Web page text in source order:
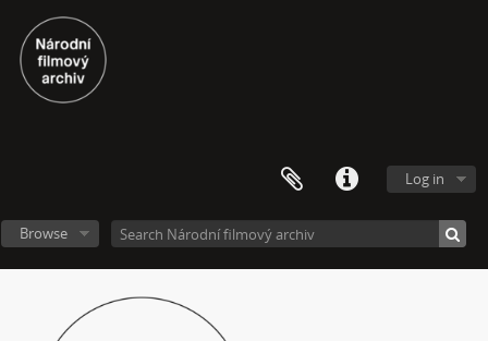
Log in
Browse
[Subseries] Hanibalova svatba
[Subseries] Zívrovy Prachovské skály
[Subseries] Cesta
[Subseries] Braunův betlém
[Subseries] Javorovým dolem
[Subseries] Milada
[Subseries] Hřiště